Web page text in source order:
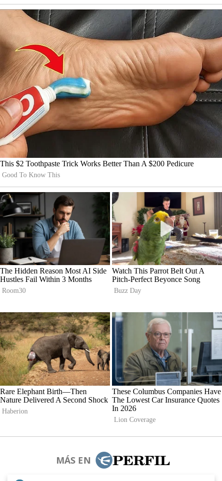
MÁS EN